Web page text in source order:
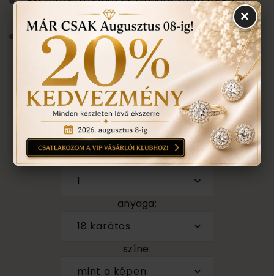
minden ékszerhez
Évente 1 alkalommal ingyenes ellenőrzés,
rejtett károsodás történt-e , mozgó kő,
repedés a gyűrűn stb. Az általunk felfedezett
hibákat ingyenesen javítjuk.
ÉRDEKEL A TERMÉK, AJÁNLATOT
KÉREK
darab
1
anyaga:
18 karátos
színe:
mint a képen
×